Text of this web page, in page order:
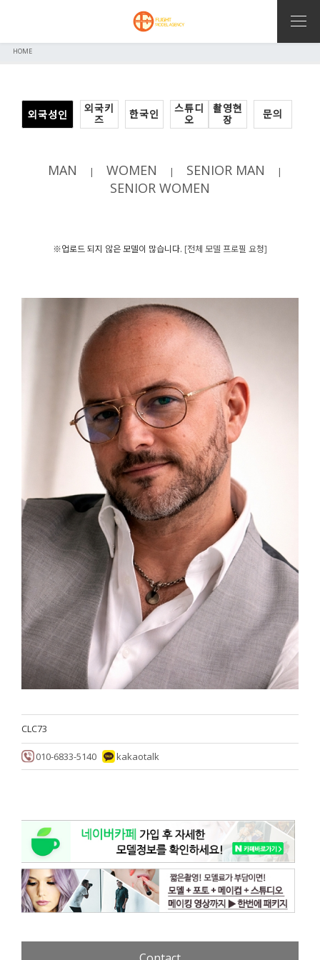
HOME
외국성인
외국키
즈
한국인
스튜디
오
촬영현
장
문의
MAN | WOMEN | SENIOR MAN |
SENIOR WOMEN
※업로드 되지 않은 모델이 많습니다. [전체 모델 프로필 요청]
CLC73
010-6833-5140 kakaotalk